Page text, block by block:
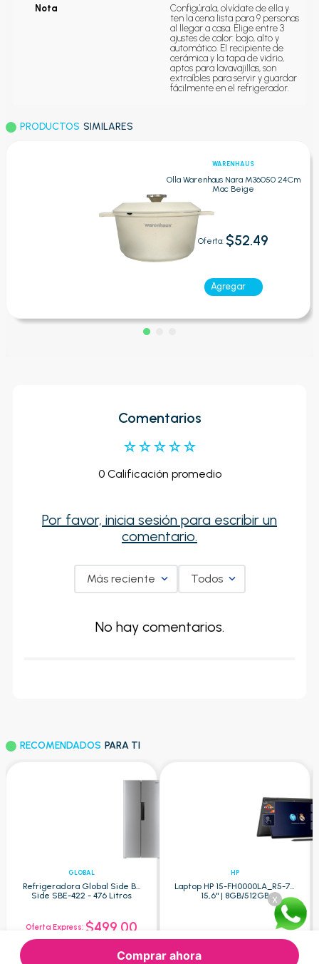
x
Comprar ahora
Nota
Configúrala, olvídate de ella y
ten la cena lista para 9 personas
al llegar a casa. Elige entre 3
ajustes de calor: bajo, alto y
automático. El recipiente de
cerámica y la tapa de vidrio,
aptos para lavavajillas, son
extraíbles para servir y guardar
fácilmente en el refrigerador.
PRODUCTOS SIMILARES
WARENHAUS
Olla Warenhaus Nara M36050 24Cm
Mac Beige
Oferta: $52.49
Agregar
Comentarios
☆☆☆☆☆
0 Calificación promedio
Por favor, inicia sesión para escribir un
comentario.
Más reciente Todos
No hay comentarios.
RECOMENDADOS PARA TI
GLOBAL
Refrigeradora Global Side By
Side SBE-422 - 476 Litros
Oferta Express: $499.00
Oferta: $609.52
HP
Laptop HP 15-FH0000LA_R5-7 -
15,6" | 8GB/512GB
$1.200.00